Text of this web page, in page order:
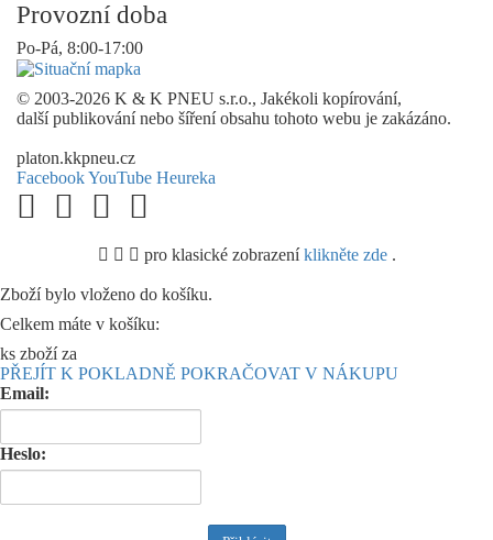
Provozní doba
Po-Pá, 8:00-17:00
© 2003-2026 K & K PNEU s.r.o., Jakékoli kopírování,
další publikování nebo šíření obsahu tohoto webu je zakázáno.
platon.kkpneu.cz
FacebookYouTube Heureka
pro klasické zobrazení klikněte zde.
Zboží bylo vloženo do košíku.
Celkem máte v košíku:
ks zboží za
PŘEJÍT K POKLADNĚ POKRAČOVAT V NÁKUPU
Email:
Heslo: